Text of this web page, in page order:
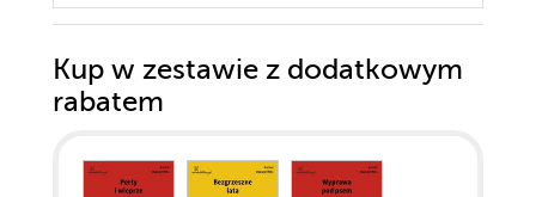
Kup w zestawie z dodatkowym
rabatem